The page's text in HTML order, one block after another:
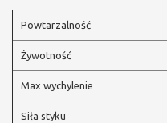
Powtarzalność
Żywotność
Max wychylenie
Siła styku